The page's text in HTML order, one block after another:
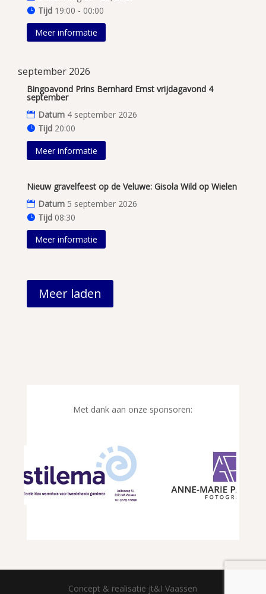
Tijd 19:00 - 00:00
Meer informatie
september 2026
Bingoavond Prins Bernhard Emst vrijdagavond 4
september
Datum 4 september 2026
Tijd 20:00
Meer informatie
Nieuw gravelfeest op de Veluwe: Gisola Wild op Wielen
Datum 5 september 2026
Tijd 08:30
Meer informatie
Meer laden
Met dank aan onze sponsoren:
Concept & realisatie jt&I Vaassen